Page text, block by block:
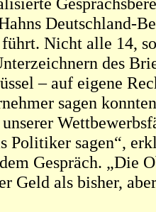
Deutschland-
Nicht alle 14,
des
– auf eigene
sagen
Politiker sagen“,
Gespräch. „Die
Geld als bisher,